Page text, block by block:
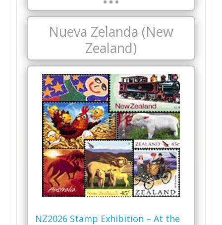
Nueva Zelanda (New
Zealand)
NZ2026 Stamp Exhibition – At the